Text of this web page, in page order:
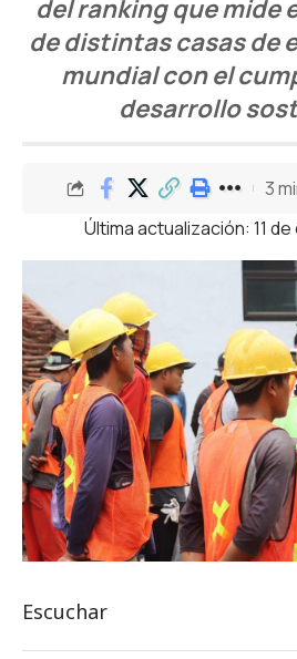
del ranking que mide
de distintas casas de
mundial con el
desarrollo
Última actualización: 11
3
Escuchar